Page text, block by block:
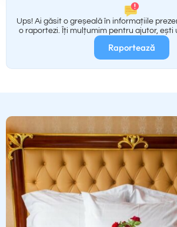
Ups! Ai găsit o greșeală în informațiile
o raportezi. Îți mulțumim pentru ajutor, ești
Raportează